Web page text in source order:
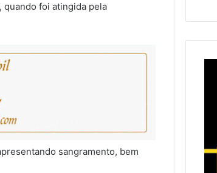
quando foi atingida pela
sangramento, bem